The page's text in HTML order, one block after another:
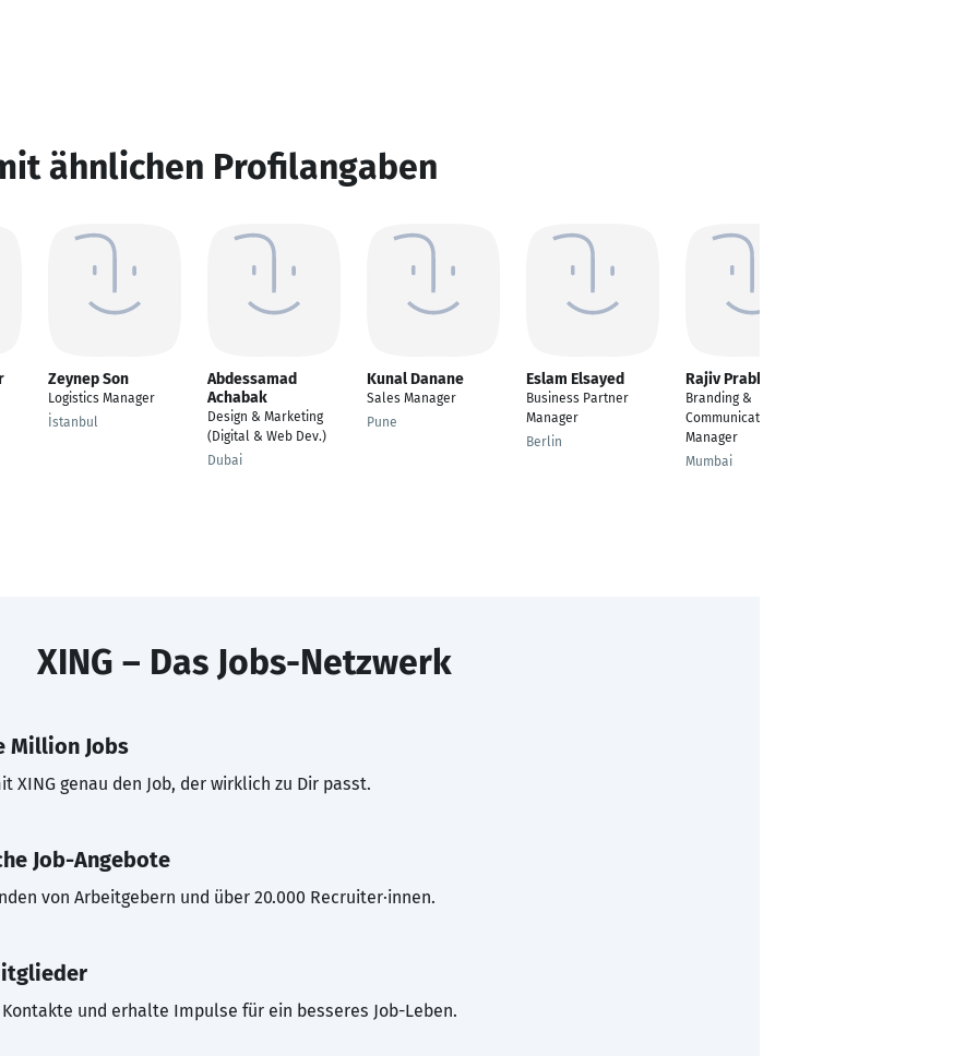
ähnlichen Profilangaben
Zeynep Son
Logistics Manager
İstanbul
Abdessamad
Achabak
Design & Marketing
(Digital & Web Dev.)
Dubai
Kunal Danane
Sales Manager
Pune
Eslam Elsayed
Business Partner
Manager
Berlin
Rajiv Prabhu
Branding &
Communications
Manager
Mumbai
XING – Das Jobs-Netzwerk
Million Jobs
XING genau den Job, der wirklich zu Dir passt.
Job-Angebote
von Arbeitgebern und über 20.000 Recruiter·innen.
und erhalte Impulse für ein besseres Job-Leben.